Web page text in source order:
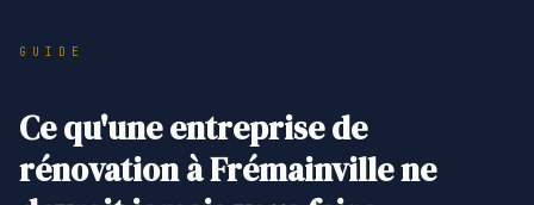
GUIDE
Ce qu'une entreprise de
rénovation à Frémainville ne